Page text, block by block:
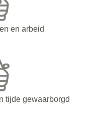
en arbeid
tijde gewaarborgd